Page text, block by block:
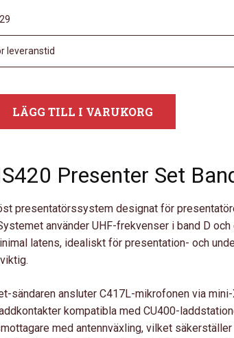
leveranstid
LÄGG TILL I VARUKORG
Presenter Set
presentatörssystem designat för
använder UHF-frekvenser i band D
latens, idealiskt för presentation- och
sändaren ansluter C417L-mikrofonen via
kompatibla med CU400-
med antennväxling, vilket